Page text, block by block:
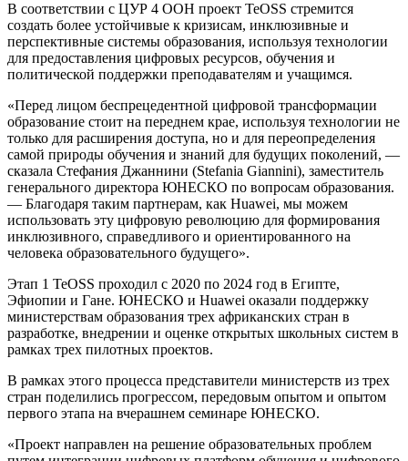
В соответствии с ЦУР 4 ООН проект TeOSS стремится
создать более устойчивые к кризисам, инклюзивные и
перспективные системы образования, используя технологии
для предоставления цифровых ресурсов, обучения и
политической поддержки преподавателям и учащимся.
«Перед лицом беспрецедентной цифровой трансформации
образование стоит на переднем крае, используя технологии не
только для расширения доступа, но и для переопределения
самой природы обучения и знаний для будущих поколений, —
сказала Стефания Джаннини (Stefania Giannini), заместитель
генерального директора ЮНЕСКО по вопросам образования.
— Благодаря таким партнерам, как Huawei, мы можем
использовать эту цифровую революцию для формирования
инклюзивного, справедливого и ориентированного на
человека образовательного будущего».
Этап 1 TeOSS проходил с 2020 по 2024 год в Египте,
Эфиопии и Гане. ЮНЕСКО и Huawei оказали поддержку
министерствам образования трех африканских стран в
разработке, внедрении и оценке открытых школьных систем в
рамках трех пилотных проектов.
В рамках этого процесса представители министерств из трех
стран поделились прогрессом, передовым опытом и опытом
первого этапа на вчерашнем семинаре ЮНЕСКО.
«Проект направлен на решение образовательных проблем